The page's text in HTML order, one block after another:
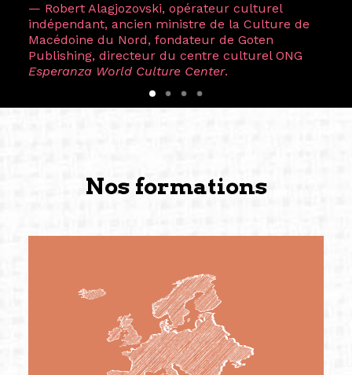
— Robert Alagjozovski, opérateur culturel
indépendant, ancien ministre de la Culture de
Macédoine du Nord, fondateur de Goten
Publishing, directeur du centre culturel ONG
Esperanza World Culture Center.
Nos formations